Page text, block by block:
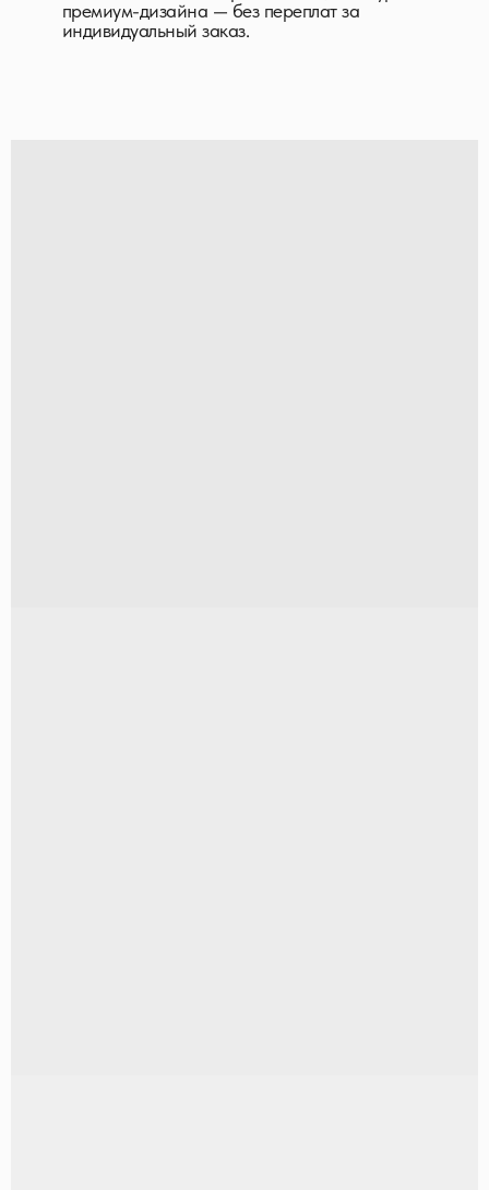
премиум-дизайна — без переплат за
индивидуальный заказ.